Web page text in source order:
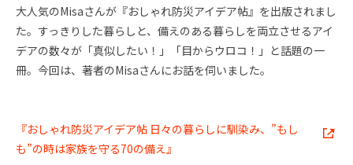
大人気のMisaさんが『おしゃれ防災アイデア帖』を出版されまし
た。すっきりした暮らしと、備えのある暮らしを両立させるアイ
デアの数々が「真似したい！」「目からウロコ！」と話題の一
冊。今回は、著者のMisaさんにお話を伺いました。
『おしゃれ防災アイデア帖 日々の暮らしに馴染み、”もし
も”の時は家族を守る70の備え』